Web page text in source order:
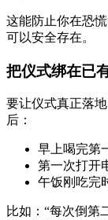
这能防止你在恐
可以安全存在。
把仪式绑在已
要让仪式真正落
后：
早上喝完第
第一次打开
午饭刚吃完
比如：“每次倒第